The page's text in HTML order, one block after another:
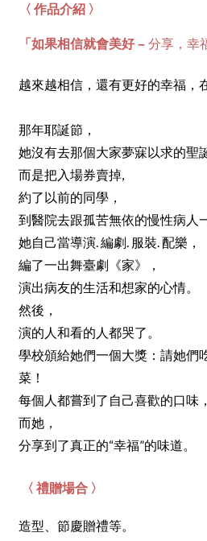
〈 作品介紹 〉
「如果相信就會美好 – 分享，幸
越來越相信，還有更好的幸福，
那年耶誕節，
她沒有去那個大家夢寐以求的聖
而是把入場券賣掉,
約了以前的同學，
到醫院去跟孤苦無依的慢性病人
她自己當導演. 編劇. 服裝. 配樂，
編了一出舞臺劇《家》，
演出病友的生活和想家的心情。
然後，
演的人和看的人都哭了。
學校頒給她們一個大獎：請她們
菜！
每個人都嘗到了自己喜歡的口味，
而她，
分享到了真正的“幸福”的味道。
〈 禮贈場合 〉
造型、節慶贈禮等。